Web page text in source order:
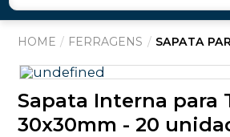
FERRAGENS SAPATA
Sapata Interna para
30x30mm - 20